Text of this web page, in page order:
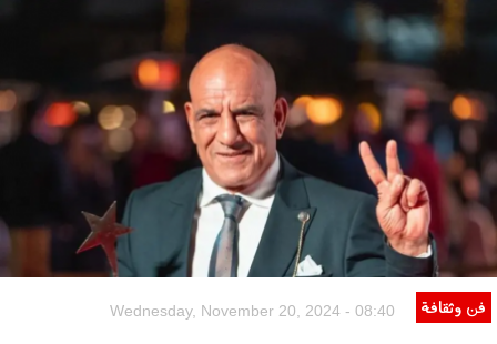
lotfy.png
فن وثقافة Wednesday, November 20, 2024 - 08:40